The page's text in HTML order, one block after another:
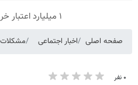
۱ میلیارد اعتبار خرید طلا | بدون ضامن و چک
صفحه اصلی اخبار اجتماعی
۰ نفر